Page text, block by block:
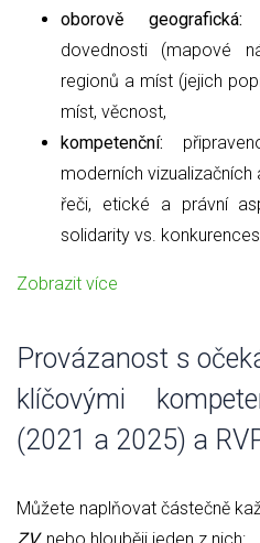
oborově geografická:
dovednosti (mapové
regionů a míst (jejich
míst, věcnost,
kompetenční:
moderních vizualizačních
řeči, etické a právní
solidarity vs.
Zobrazit více
Provázanost s
klíčovými
(2021 a 2025) a
Můžete naplňovat částečně